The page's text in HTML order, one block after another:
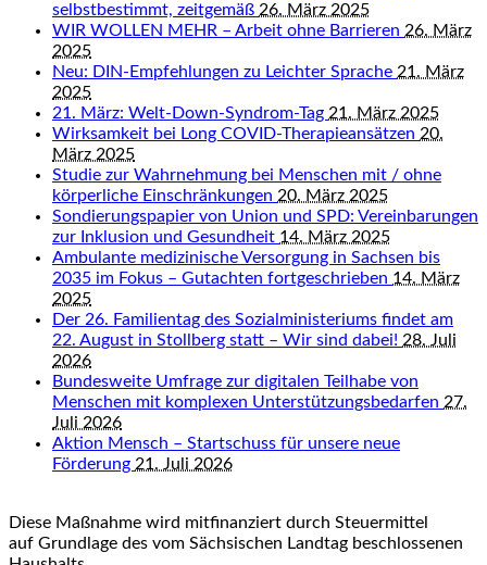
selbstbestimmt, zeitgemäß 26. März 2025
WIR WOLLEN MEHR – Arbeit ohne Barrieren 26. März
2025
Neu: DIN-Empfehlungen zu Leichter Sprache 21. März
2025
21. März: Welt-Down-Syndrom-Tag 21. März 2025
Wirksamkeit bei Long COVID-Therapieansätzen 20.
März 2025
Studie zur Wahrnehmung bei Menschen mit / ohne
körperliche Einschränkungen 20. März 2025
Sondierungspapier von Union und SPD: Vereinbarungen
zur Inklusion und Gesundheit 14. März 2025
Ambulante medizinische Versorgung in Sachsen bis
2035 im Fokus – Gutachten fortgeschrieben 14. März
2025
Der 26. Familientag des Sozialministeriums findet am
22. August in Stollberg statt – Wir sind dabei! 28. Juli
2026
Bundesweite Umfrage zur digitalen Teilhabe von
Menschen mit komplexen Unterstützungsbedarfen 27.
Juli 2026
Aktion Mensch – Startschuss für unsere neue
Förderung 21. Juli 2026
Diese Maßnahme wird mitfinanziert durch Steuermittel
auf Grundlage des vom Sächsischen Landtag beschlossenen